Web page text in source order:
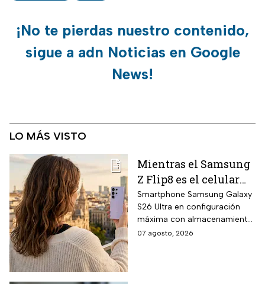
¡No te pierdas nuestro contenido,
sigue a adn Noticias en Google
News!
LO MÁS VISTO
Mientras el Samsung
Z Flip8 es el celular
más esperado,
Walmart está
rematando el Galaxy
S26 Ultra de 1TB a
Smartphone Samsung Galaxy
S26 Ultra en configuración
máxima con almacenamiento
UFS 4.1 de 1 terabyte, memoria
07 agosto, 2026